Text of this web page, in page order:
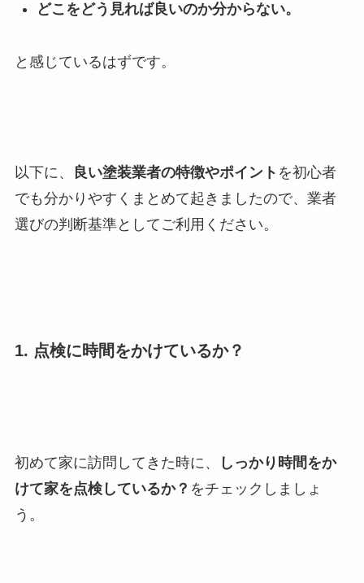
どこをどう見れば良いのか分からない。
と感じているはずです。
以下に、 良い塗装業者の特徴やポイント を初心者
でも分かりやすくまとめて起きましたので、業者
選びの判断基準としてご利用ください。
1. 点検に時間をかけているか？
初めて家に訪問してきた時に、
しっかり時間をか
けて家を点検しているか？ をチェックしましょ
う。